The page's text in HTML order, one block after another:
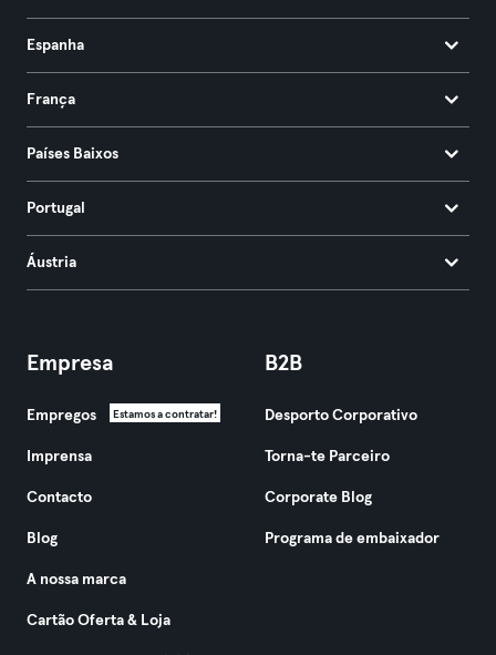
Espanha
França
Países Baixos
Portugal
Áustria
Empresa
Empregos Estamos a contratar!
Imprensa
Contacto
Blog
A nossa marca
Cartão Oferta & Loja
B2B
Desporto Corporativo
Torna-te Parceiro
Corporate Blog
Programa de embaixador